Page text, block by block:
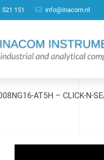
151 info@inacom.nl
AT5H – CLICK-N-